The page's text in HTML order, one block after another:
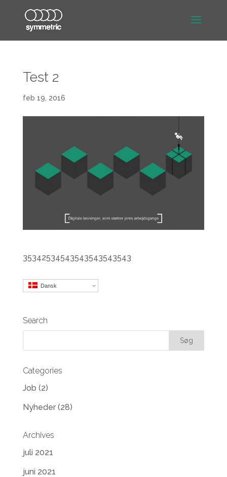
Test 2
feb 19, 2016
35342534543543543543543
Dansk
Search
Categories
Job (2)
Nyheder(28)
Archives
juli 2021
juni 2021